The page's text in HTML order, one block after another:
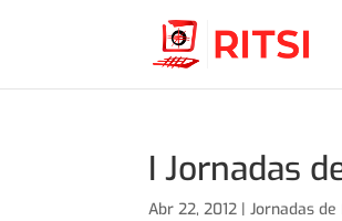
I Jornadas
Abr 22, 2012 |Jornadas